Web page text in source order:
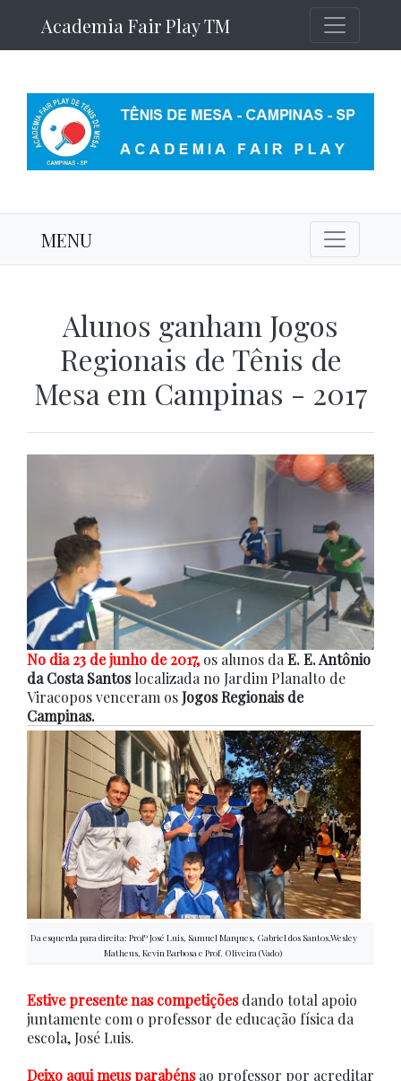
Academia Fair Play TM
MENU
Alunos ganham Jogos
Regionais de Tênis de
Mesa em Campinas - 2017
No dia 23 de junho de 2017, os alunos daE. E. Antônio
da Costa Santoslocalizada no Jardim Planalto de
Viracopos venceram osJogos Regionais de
Campinas.
Da esquerda para direita: Profº José Luis, Samuel Marques, Gabriel dos Santos,Wesley
Matheus, Kevin Barbosa e Prof. Oliveira (Vado)
Estive presente nas competiçõesdando total apoio
juntamente com o professor de educação física da
escola, José Luis.
Deixo aqui meus parabénsao professor por acreditar